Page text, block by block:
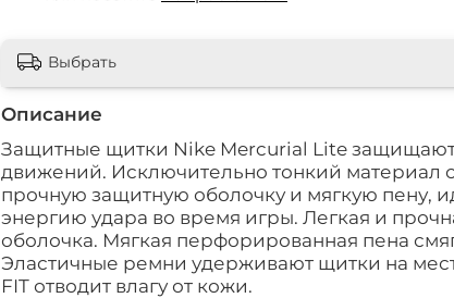
Описание
Защитные щитки Nike Mercurial Lite защищают
движений. Исключительно тонкий материал
прочную защитную оболочку и мягкую пену,
энергию удара во время игры. Легкая и
оболочка. Мягкая перфорированная пена
Эластичные ремни удерживают щитки на
FIT отводит влагу от кожи.
Выбрать